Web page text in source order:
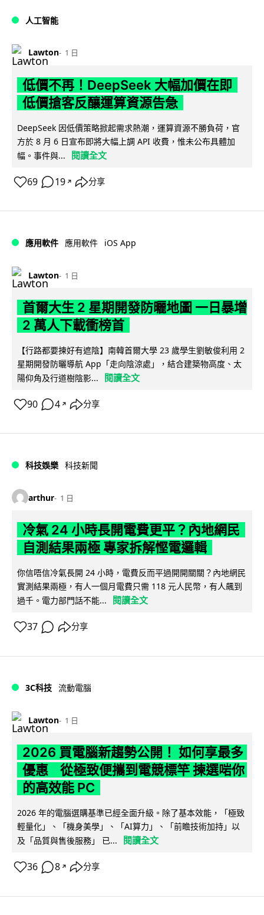
人工智能
Lawton 1 日
低價不再！DeepSeek 大幅加價在即
低價搶客反釀運算資源告急
DeepSeek 因低價策略掀起需求熱潮，運算資源不勝負荷，官
方於 8 月 6 日宣布即將大幅上調 API 收費，惟未公布具體加
幅。事件與...
閱讀全文
69 19 ↗ 分享
應用軟件 應用軟件 iOS App
Lawton 1 日
首爾大生 2 星期開發防曬地圖 一日暴增
2 萬人下載衝榜首
【行路都要揀好有遮陰】南韓首爾大學 23 歲學生劉敏俊利用 2
星期開發防曬導航 App「走向陰涼處」，結合建築物高度、太
陽仰角及行道樹陰影...
閱讀全文
90 4 ↗ 分享
科技娛樂 科技新聞
arthur 1 日
冷氣 24 小時長開電費更平？內地網民
自測結果兩極 專家拆解慳電邏輯
你信唔信冷氣長開 24 小時，電費反而平過開開關關？內地網民
實測結果兩極，有人一個月電費只需 118 元人民幣，有人飆到
過千。電力部門話不能...
閱讀全文
37 分享
3C科技 流動電腦
Lawton 1 日
2026 買電腦新趨勢公開！ 如何享最多
優惠 從極致便攜到電競標竿 揀選啱你
的高效能 PC
2026 年的電腦選購基準已經全面升級。除了基本效能，「極致
輕量化」、「機身美學」、「AI算力」、「前瞻技術加持」以
及「品質與售後服務」 已...
閱讀全文
36 8 ↗ 分享